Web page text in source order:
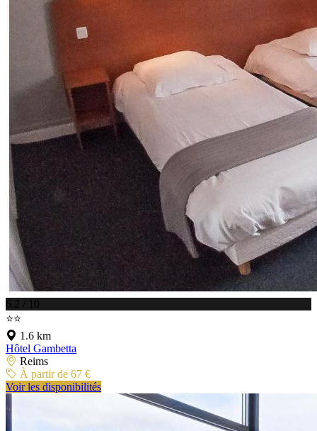
6.2 / 10
⭐⭐
1.6 km
Hôtel Gambetta
Reims
À partir de 67 €
Voir les disponibilités